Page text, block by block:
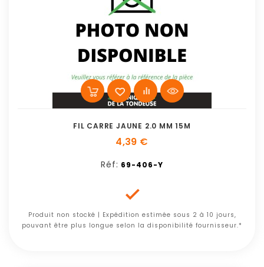
FIL CARRE JAUNE 2.0 MM 15M
4,39 €
Réf: 69-406-Y

Produit non stocké | Expédition estimée sous 2 à 10 jours,
pouvant être plus longue selon la disponibilité fournisseur.*